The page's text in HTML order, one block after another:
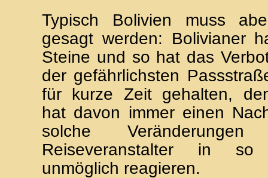
Typisch Bolivien muss
gesagt werden: Bolivianer
Steine und so hat das
der gefährlichsten
für kurze Zeit gehalten,
hat davon immer einen
solche
Reiseveranstalter in
unmöglich reagieren.